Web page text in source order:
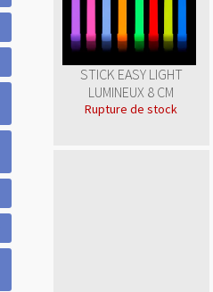
STICK EASY LIGHT
LUMINEUX 8 CM
Rupture de stock